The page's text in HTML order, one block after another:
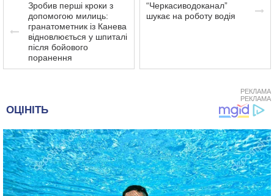
Зробив перші кроки з
допомогою милиць:
гранатометник із Канева
відновлюється у шпиталі
після бойового
поранення
“Черкасиводоканал”
шукає на роботу водія
РЕКЛАМА
РЕКЛАМА